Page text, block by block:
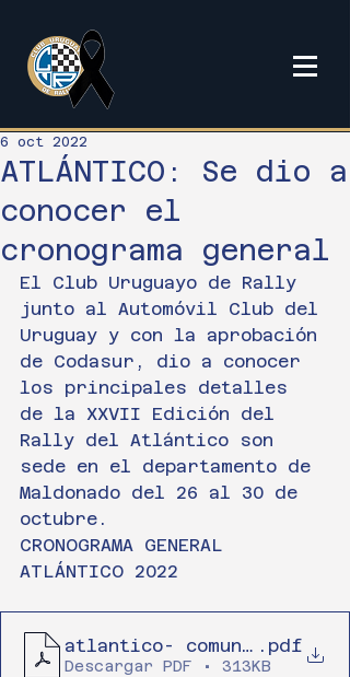
ATLÁNTICO: Se dio a
conocer el
cronograma general
6 oct 2022
El Club Uruguayo de Rally
junto al Automóvil Club del
Uruguay y con la aprobación
de Codasur, dio a conocer
los principales detalles
de la XXVII Edición del
Rally del Atlántico son
sede en el departamento de
Maldonado del 26 al 30 de
octubre.
CRONOGRAMA GENERAL
ATLÁNTICO 2022
atlantico- comunicado 1
.pdf
Descargar PDF • 313KB